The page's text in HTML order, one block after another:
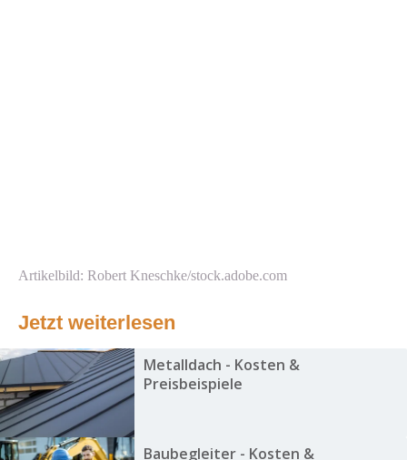
Artikelbild: Robert Kneschke/stock.adobe.com
Jetzt weiterlesen
Metalldach - Kosten &
Preisbeispiele
Baubegleiter - Kosten &